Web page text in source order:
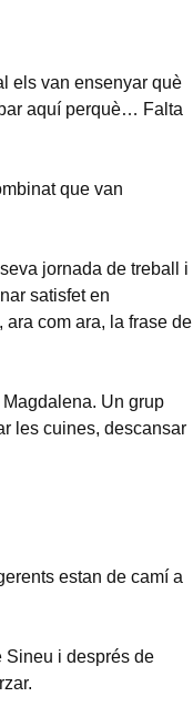
els van ensenyar què
aquí perquè… Falta
que van
jornada de treball i
satisfet en
ara com ara, la frase de
Un grup
les cuines, descansar
estan de camí a
Sineu i després de